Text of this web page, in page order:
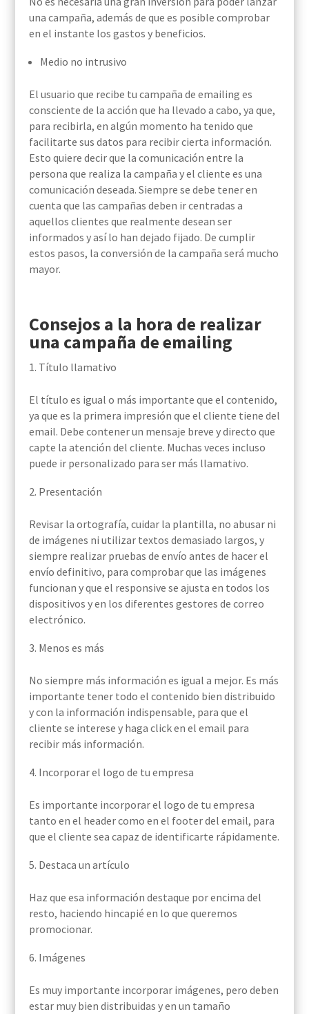
una campaña, además de que es posible comprobar
en el instante los gastos y beneficios.
Medio no intrusivo
El usuario que recibe tu campaña de emailing es
consciente de la acción que ha llevado a cabo, ya que,
para recibirla, en algún momento ha tenido que
facilitarte sus datos para recibir cierta información.
Esto quiere decir que la comunicación entre la
persona que realiza la campaña y el cliente es una
comunicación deseada. Siempre se debe tener en
cuenta que las campañas deben ir centradas a
aquellos clientes que realmente desean ser
informados y así lo han dejado fijado. De cumplir
estos pasos, la conversión de la campaña será mucho
mayor.
Consejos a la hora de realizar
una campaña de emailing
Título llamativo
El título es igual o más importante que el contenido,
ya que es la primera impresión que el cliente tiene del
email. Debe contener un mensaje breve y directo que
capte la atención del cliente. Muchas veces incluso
puede ir personalizado para ser más llamativo.
Presentación
Revisar la ortografía, cuidar la plantilla, no abusar ni
de imágenes ni utilizar textos demasiado largos, y
siempre realizar pruebas de envío antes de hacer el
envío definitivo, para comprobar que las imágenes
funcionan y que el responsive se ajusta en todos los
dispositivos y en los diferentes gestores de correo
electrónico.
Menos es más
No siempre más información es igual a mejor. Es más
importante tener todo el contenido bien distribuido
y con la información indispensable, para que el
cliente se interese y haga click en el email para
recibir más información.
Incorporar el logo de tu empresa
Es importante incorporar el logo de tu empresa
tanto en el header como en el footer del email, para
que el cliente sea capaz de identificarte rápidamente.
Destaca un artículo
Haz que esa información destaque por encima del
resto, haciendo hincapié en lo que queremos
promocionar.
Imágenes
Es muy importante incorporar imágenes, pero deben
estar muy bien distribuidas y en un tamaño